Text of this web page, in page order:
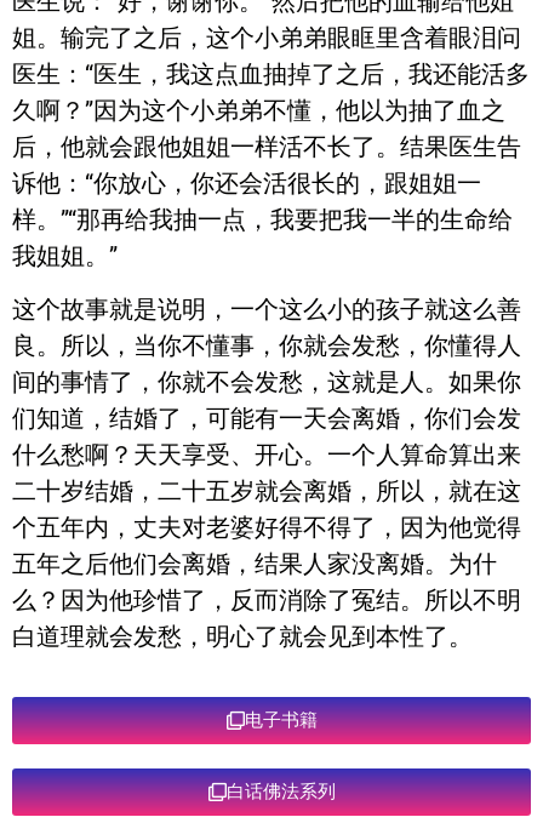
姐。输完了之后，这个小弟弟眼眶里含着眼泪问
医生：“医生，我这点血抽掉了之后，我还能活多
久啊？”因为这个小弟弟不懂，他以为抽了血之
后，他就会跟他姐姐一样活不长了。结果医生告
诉他：“你放心，你还会活很长的，跟姐姐一
样。”“那再给我抽一点，我要把我一半的生命给
我姐姐。”
这个故事就是说明，一个这么小的孩子就这么善
良。所以，当你不懂事，你就会发愁，你懂得人
间的事情了，你就不会发愁，这就是人。如果你
们知道，结婚了，可能有一天会离婚，你们会发
什么愁啊？天天享受、开心。一个人算命算出来
二十岁结婚，二十五岁就会离婚，所以，就在这
个五年内，丈夫对老婆好得不得了，因为他觉得
五年之后他们会离婚，结果人家没离婚。为什
么？因为他珍惜了，反而消除了冤结。所以不明
白道理就会发愁，明心了就会见到本性了。
电子书籍
白话佛法系列